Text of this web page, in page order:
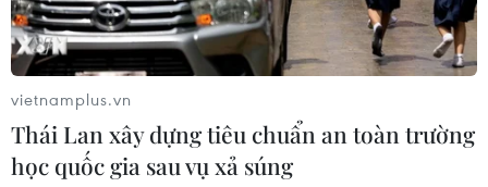
vietnamplus.vn
Thái Lan xây dựng tiêu chuẩn an toàn trường
học quốc gia sau vụ xả súng